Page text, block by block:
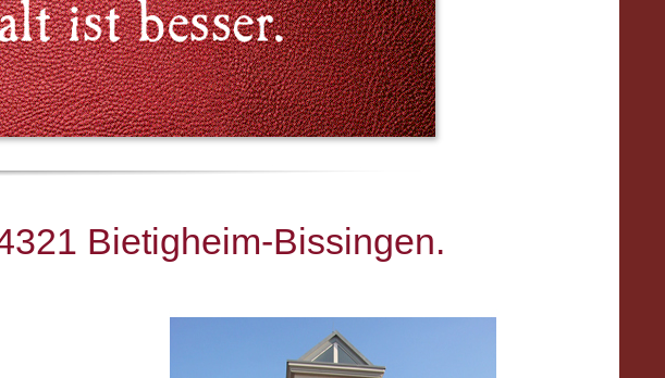
Bietigheim-Bissingen.